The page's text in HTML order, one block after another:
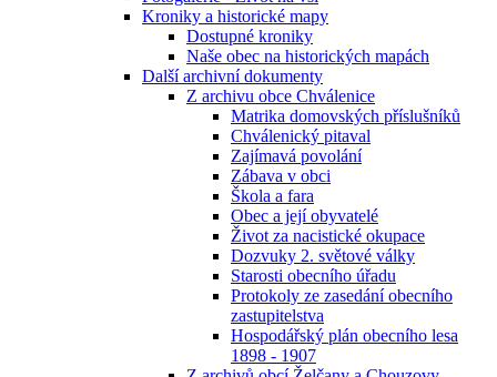
Kroniky a historické mapy
Dostupné kroniky
Naše obec na historických mapách
Další archivní dokumenty
Z archivu obce Chválenice
Matrika domovských příslušníků
Chválenický pitaval
Zajímavá povolání
Zábava v obci
Škola a fara
Obec a její obyvatelé
Život za nacistické okupace
Dozvuky 2. světové války
Starosti obecního úřadu
Protokoly ze zasedání obecního
zastupitelstva
Hospodářský plán obecního lesa
1898 - 1907